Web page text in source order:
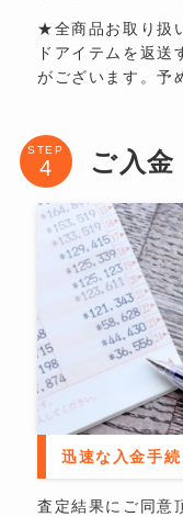
★全商品お取り扱
ドアイテムを返送
がございます。予
STEP ご入金
迅速な入金手続
査定結果にご同意